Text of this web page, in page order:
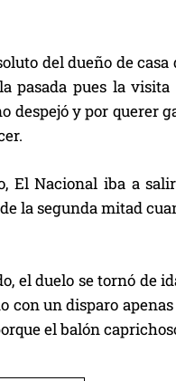
del dueño de
pasada pues la
despejó y por querer
El Nacional iba a
la segunda mitad
el duelo se tornó de
con un disparo
el balón